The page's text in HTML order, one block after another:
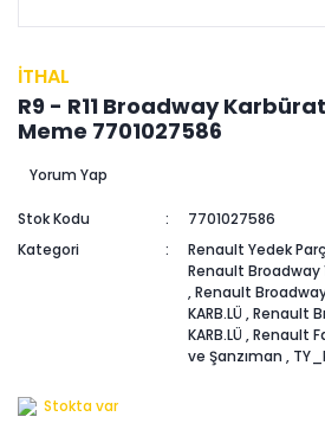
İTHAL
R9 - R11 Broadway
Meme 7701027586
Yorum Yap
Stok Kodu
7701027586
Kategori
Renault Yedek
Renault Broadway
,Renault
KARB.LÜ ,Renault
KARB.LÜ ,Renault
ve Şanzıman ,
Stokta var